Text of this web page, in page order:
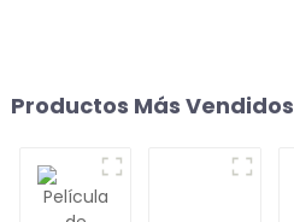
Productos Más Vendidos